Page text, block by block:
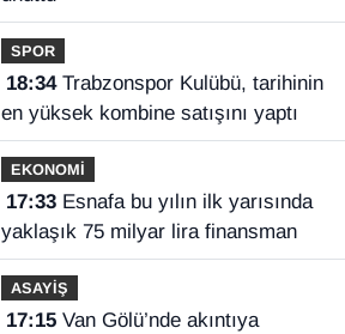
SPOR
18:34Trabzonspor Kulübü, tarihinin
en yüksek kombine satışını yaptı
EKONOMİ
17:33Esnafa bu yılın ilk yarısında
yaklaşık 75 milyar lira finansman
ASAYİŞ
17:15Van Gölü’nde akıntıya